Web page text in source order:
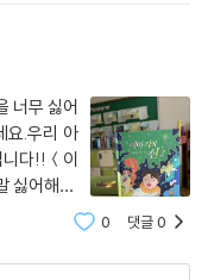
너무 싫어
요.우리 아
다!!＜이
싫어해요.
짓을 하고
0 댓글0